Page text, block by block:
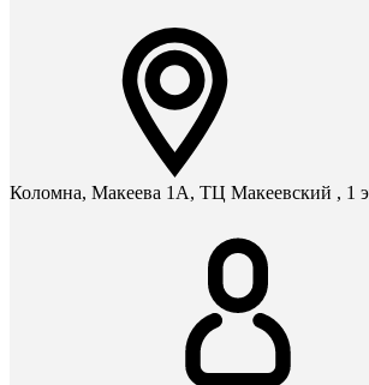
Коломна, Макеева 1А, ТЦ Макеевский , 1